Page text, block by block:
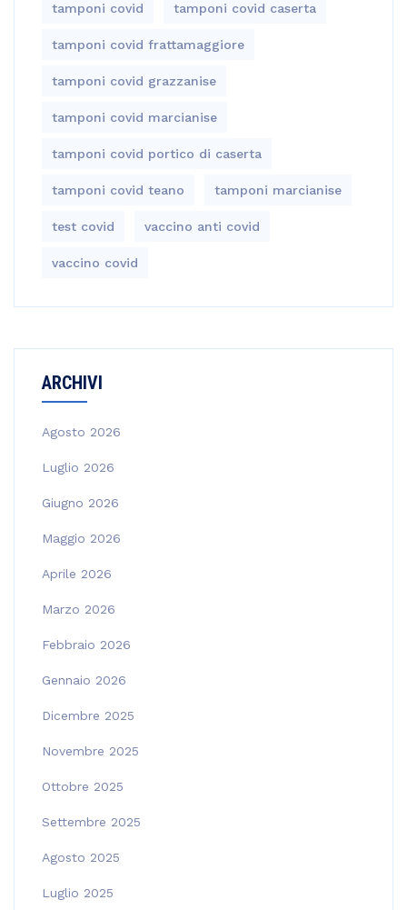
tamponi covid tamponi covid caserta
tamponi covid frattamaggiore
tamponi covid grazzanise
tamponi covid marcianise
tamponi covid portico di caserta
tamponi covid teano tamponi marcianise
test covid vaccino anti covid
vaccino covid
ARCHIVI
Agosto 2026
Luglio 2026
Giugno 2026
Maggio 2026
Aprile 2026
Marzo 2026
Febbraio 2026
Gennaio 2026
Dicembre 2025
Novembre 2025
Ottobre 2025
Settembre 2025
Agosto 2025
Luglio 2025